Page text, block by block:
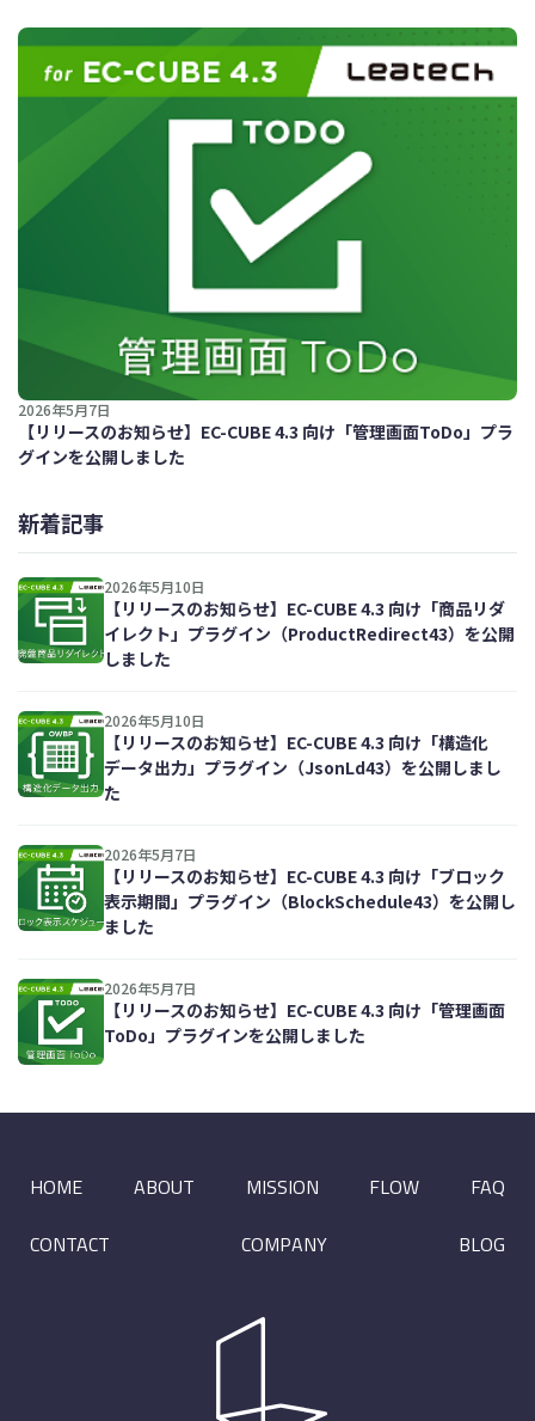
2026年5月7日
【リリースのお知らせ】EC-CUBE 4.3 向け「管理画面ToDo」プラ
グインを公開しました
新着記事
2026年5月10日
【リリースのお知らせ】EC-CUBE 4.3 向け「商品リダ
イレクト」プラグイン（ProductRedirect43）を公開
しました
2026年5月10日
【リリースのお知らせ】EC-CUBE 4.3 向け「構造化
データ出力」プラグイン（JsonLd43）を公開しまし
た
2026年5月7日
【リリースのお知らせ】EC-CUBE 4.3 向け「ブロック
表示期間」プラグイン（BlockSchedule43）を公開し
ました
2026年5月7日
【リリースのお知らせ】EC-CUBE 4.3 向け「管理画面
ToDo」プラグインを公開しました
HOME ABOUT MISSION FLOW
FAQ
CONTACT
COMPANY BLOG